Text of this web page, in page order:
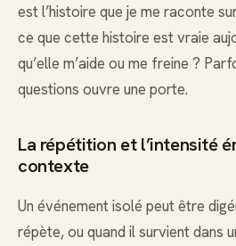
est l’histoire que je me raconte
ce que cette histoire est vraie
qu’elle m’aide ou me freine ?
questions ouvre une porte.
La répétition et l’intensité
contexte
Un événement isolé peut être
répète, ou quand il survient dans